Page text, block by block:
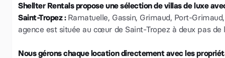
Shellter Rentals propose une sélection de villas de luxe
Saint-Tropez : Ramatuelle, Gassin, Grimaud, Port-
agence est située au cœur de Saint-Tropez à deux pas de
Nous gérons chaque location directement avec les